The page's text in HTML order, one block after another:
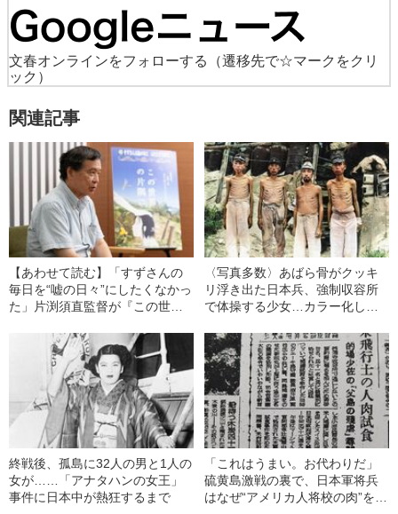
文春オンラインをフォローする
（遷移先で☆マークをクリ
ック）
関連記事
【あわせて読む】「すずさんの
毎日を“嘘の日々”にしたくなかっ
た」片渕須直監督が『この世界
の広島”のリアルとは
〈写真多数〉あばら骨がクッキ
リ浮き出た日本兵、強制収容所
で体操する少女…カラー化した
終戦後、孤島に32人の男と1人の
女が……「アナタハンの女王」
事件に日本中が熱狂するまで
「これはうまい。お代わりだ」
硫黄島激戦の裏で、日本軍将兵
はなぜ“アメリカ人将校の肉”を食